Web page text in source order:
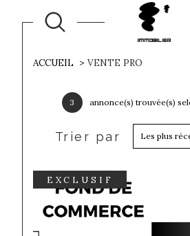
ACCUEIL VENTE PRO
3 annonce(s) trouvée(s)
Trier par Les plus
EXCLUSIF